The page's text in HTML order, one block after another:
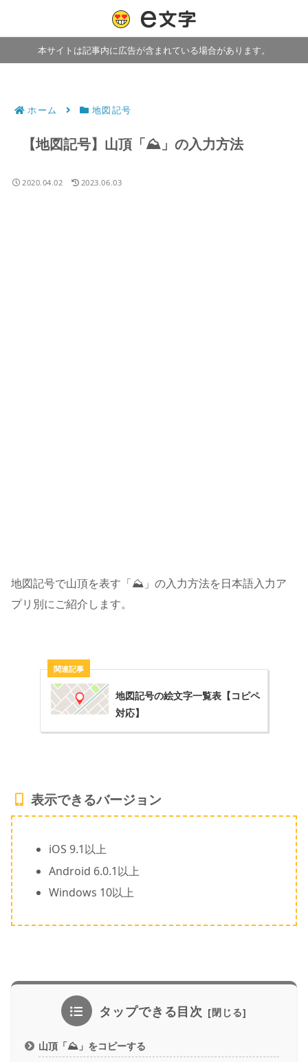
本サイトは記事内に広告が含まれている場合があります。
ホーム 地図記号
【地図記号】山頂「⛰」の入力方法
2020.04.02 2023.06.03
地図記号で山頂を表す「⛰」の入力方法を日本語入力ア
プリ別にご紹介します。
地図記号の絵文字一覧表【コピペ
対応】
表示できるバージョン
iOS 9.1以上
Android 6.0.1以上
Windows 10以上
タップできる目次
山頂「⛰」をコピーする